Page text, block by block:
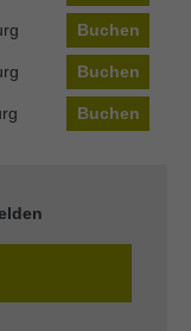
Buchen
Buchen
Buchen